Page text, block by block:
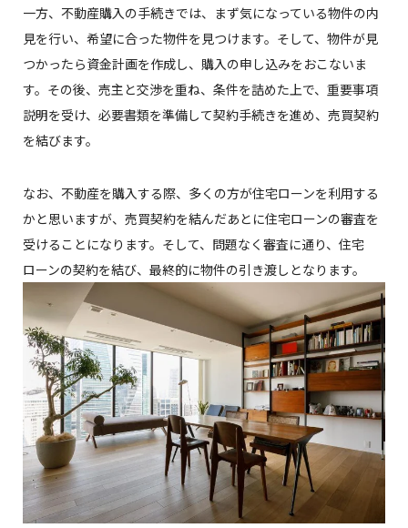
一方、不動産購入の手続きでは、まず気になっている物件の内
見を行い、希望に合った物件を見つけます。そして、物件が見
つかったら資金計画を作成し、購入の申し込みをおこないま
す。その後、売主と交渉を重ね、条件を詰めた上で、重要事項
説明を受け、必要書類を準備して契約手続きを進め、売買契約
を結びます。
なお、不動産を購入する際、多くの方が住宅ローンを利用する
かと思いますが、売買契約を結んだあとに住宅ローンの審査を
受けることになります。そして、問題なく審査に通り、住宅
ローンの契約を結び、最終的に物件の引き渡しとなります。